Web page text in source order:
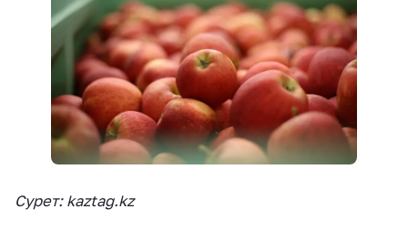
Сурет: kaztag.kz